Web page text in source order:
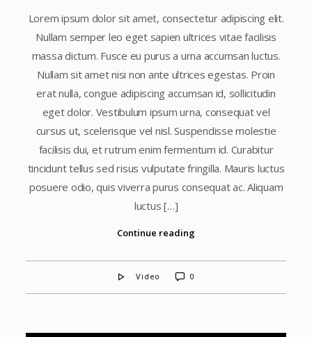
Lorem ipsum dolor sit amet, consectetur adipiscing elit.
Nullam semper leo eget sapien ultrices vitae facilisis
massa dictum. Fusce eu purus a urna accumsan luctus.
Nullam sit amet nisi non ante ultrices egestas. Proin
erat nulla, congue adipiscing accumsan id, sollicitudin
eget dolor. Vestibulum ipsum urna, consequat vel
cursus ut, scelerisque vel nisl. Suspendisse molestie
facilisis dui, et rutrum enim fermentum id. Curabitur
tincidunt tellus sed risus vulputate fringilla. Mauris luctus
posuere odio, quis viverra purus consequat ac. Aliquam
luctus […]
Continue reading
Video 0